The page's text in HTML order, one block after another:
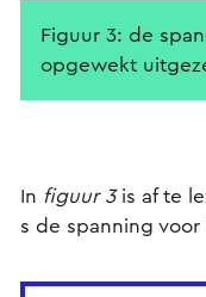
Figuur 3: de
opgewekt
In figuur 3is af te
s de spanning voor